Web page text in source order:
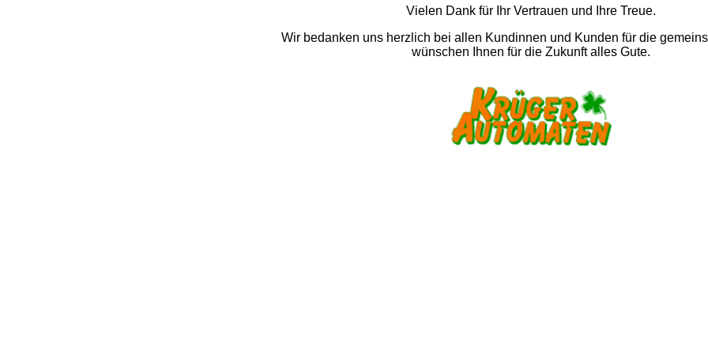
Vielen Dank für Ihr Vertrauen und Ihre Treue.
Wir bedanken uns herzlich bei allen Kundinnen und Kunden für die
wünschen Ihnen für die Zukunft alles Gute.